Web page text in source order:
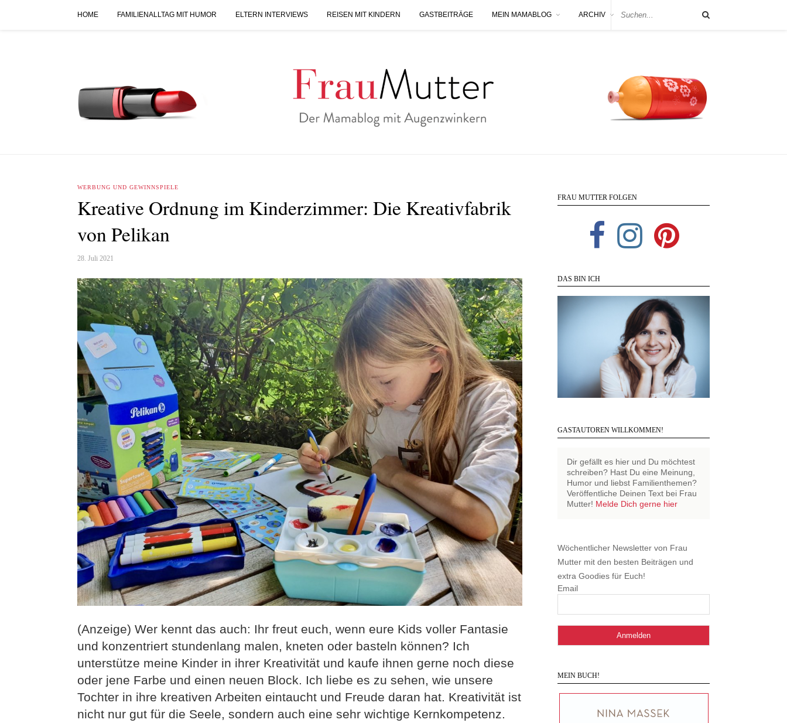
HOME FAMILIENALLTAG MIT HUMOR ELTERN INTERVIEWS REISEN MIT KINDERN GASTBEITRÄGE MEIN MAMABLOG ARCHIV
WERBUNG UND GEWINNSPIELE
Kreative Ordnung im Kinderzimmer: Die Kreativfabrik
von Pelikan
28. Juli 2021
(Anzeige) Wer kennt das auch: Ihr freut euch, wenn eure Kids voller Fantasie
und konzentriert stundenlang malen, kneten oder basteln können? Ich
unterstütze meine Kinder in ihrer Kreativität und kaufe ihnen gerne noch diese
oder jene Farbe und einen neuen Block. Ich liebe es zu sehen, wie unsere
Tochter in ihre kreativen Arbeiten eintaucht und Freude daran hat. Kreativität ist
nicht nur gut für die Seele, sondern auch eine sehr wichtige Kernkompetenz.
FRAU MUTTER FOLGEN
DAS BIN ICH
GASTAUTOREN WILLKOMMEN!
Dir gefällt es hier und Du möchtest
schreiben? Hast Du eine Meinung,
Humor und liebst Familienthemen?
Veröffentliche Deinen Text bei Frau
Mutter! Melde Dich gerne hier
Wöchentlicher Newsletter von Frau
Mutter mit den besten Beiträgen und
extra Goodies für Euch!
Email
MEIN BUCH!